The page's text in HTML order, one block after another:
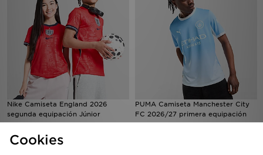
Nike Camiseta England 2026
segunda equipación Júnior
PUMA Camiseta Manchester City
FC 2026/27 primera equipación
Cookies